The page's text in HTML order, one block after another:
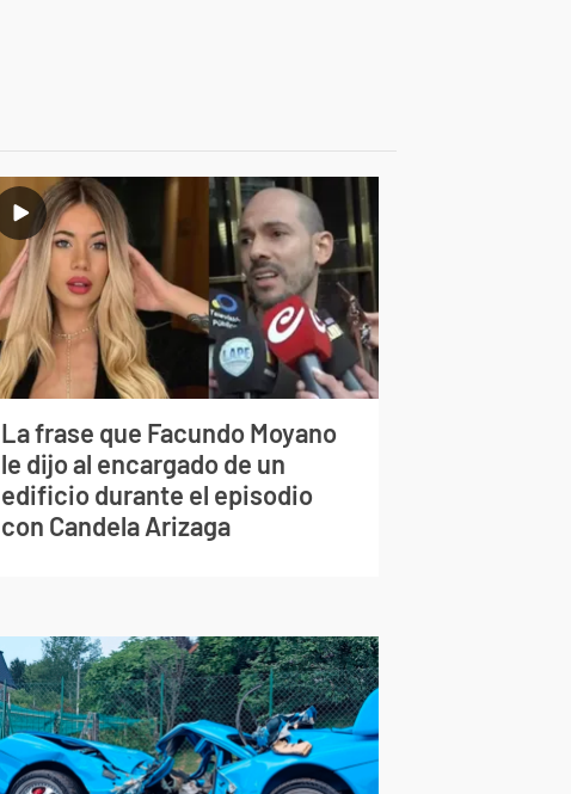
La frase que Facundo Moyano
le dijo al encargado de un
edificio durante el episodio
con Candela Arizaga